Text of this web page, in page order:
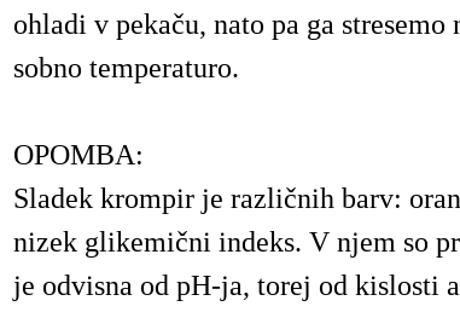
ohladi v pekaču, nato pa ga
sobno temperaturo.
OPOMBA:
Sladek krompir je različnih barv:
nizek glikemični indeks. V njem so
je odvisna od pH-ja, torej od kislosti